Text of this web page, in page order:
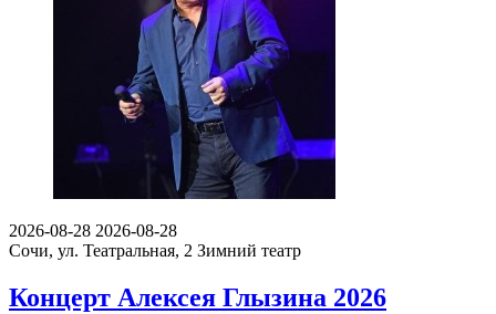
2026-08-28 2026-08-28
Сочи, ул. Театральная, 2 Зимний театр
Концерт Алексея Глызина 2026